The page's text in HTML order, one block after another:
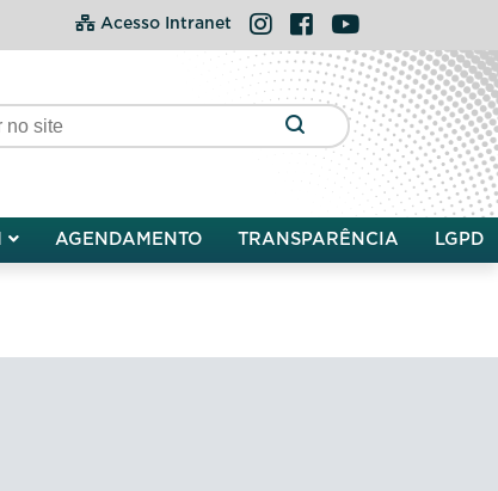
Acesso Intranet Instagram
FacebookYouTube
AGENDAMENTO TRANSPARÊNCIA LGPD